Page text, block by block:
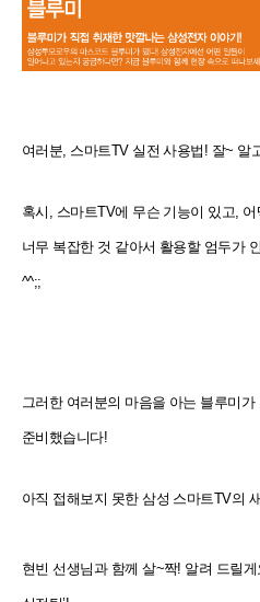
여러분, 스마트TV 실전 사용법! 잘~ 알
혹시, 스마트TV에 무슨 기능이 있고,
너무 복잡한 것 같아서 활용할 엄두가
^^;;
그러한 여러분의 마음을 아는 블루미가
준비했습니다!
아직 접해보지 못한 삼성 스마트TV의
현빈 선생님과 함께 살~짝! 알려 드릴